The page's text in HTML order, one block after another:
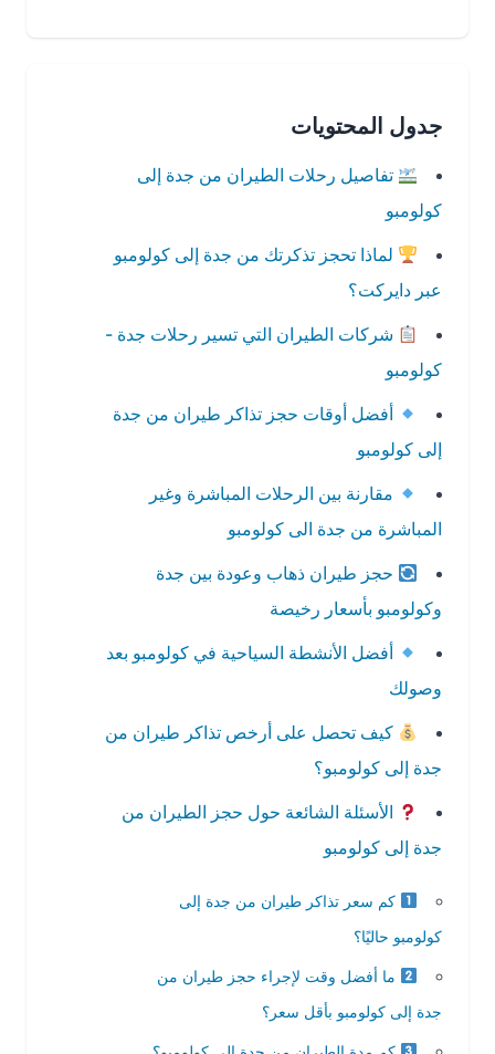
جدول المحتويات
تفاصيل رحلات الطيران من جدة إلى
كولومبو
لماذا تحجز تذكرتك من جدة إلى كولومبو
عبر دايركت؟
شركات الطيران التي تسير رحلات جدة -
كولومبو
أفضل أوقات حجز تذاكر طيران من جدة
إلى كولومبو
مقارنة بين الرحلات المباشرة وغير
المباشرة من جدة الى كولومبو
حجز طيران ذهاب وعودة بين جدة
وكولومبو بأسعار رخيصة
أفضل الأنشطة السياحية في كولومبو بعد
وصولك
كيف تحصل على أرخص تذاكر طيران من
جدة إلى كولومبو؟
الأسئلة الشائعة حول حجز الطيران من
جدة إلى كولومبو
كم سعر تذاكر طيران من جدة إلى
كولومبو حاليًا؟
ما أفضل وقت لإجراء حجز طيران من
جدة إلى كولومبو بأقل سعر؟